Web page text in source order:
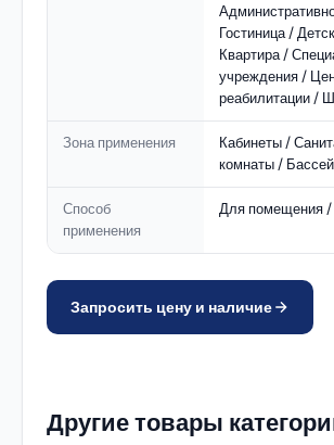
Гостиница /
Квартира /
учреждения /
реабилитации /
Зона применения
Кабинеты /
комнаты /
Способ
применения
Для помещения /
Запросить цену и наличие
Другие товары